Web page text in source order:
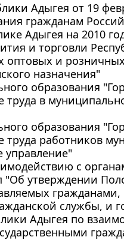
Адыгея от 19
гражданам
Адыгея на 2010
и торговли
оптовых и
назначения"
образования
труда в
образования
труда работников
управление"
с
"Об утверждении
службы, и
Адыгея по